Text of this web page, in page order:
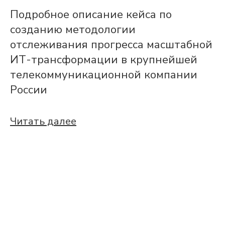
Подробное описание кейса по
созданию методологии
отслеживания прогресса масштабной
ИТ-трансформации в крупнейшей
телекоммуникационной компании
России
Читать далее